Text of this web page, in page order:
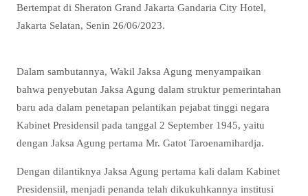
Bertempat di Sheraton Grand Jakarta Gandaria City Hotel,
Jakarta Selatan, Senin 26/06/2023.
Dalam sambutannya, Wakil Jaksa Agung menyampaikan
bahwa penyebutan Jaksa Agung dalam struktur pemerintahan
baru ada dalam penetapan pelantikan pejabat tinggi negara
Kabinet Presidensil pada tanggal 2 September 1945, yaitu
dengan Jaksa Agung pertama Mr. Gatot Taroenamihardja.
Dengan dilantiknya Jaksa Agung pertama kali dalam Kabinet
Presidensiil, menjadi penanda telah dikukuhkannya institusi